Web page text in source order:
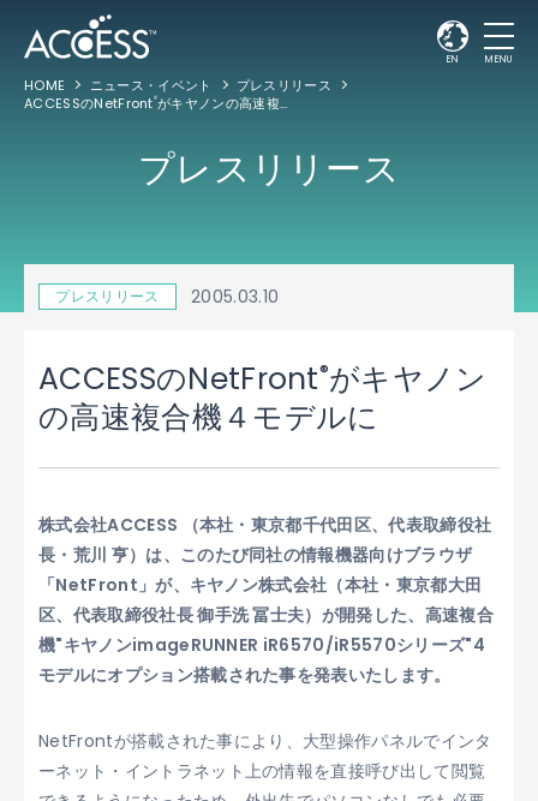
EN MENU
HOME ニュース・イベント
プレスリリース
ACCESSのNetFront®がキヤノンの高速複合機４モデルに
プレスリリース
プレスリリース 2005.03.10
ACCESSのNetFront®がキヤノン
の高速複合機４モデルに
株式会社ACCESS （本社・東京都千代田区、代表取締役社
長・荒川 亨）は、このたび同社の情報機器向けブラウザ
「NetFront」が、キヤノン株式会社（本社・東京都大田
区、代表取締役社長 御手洗 冨士夫）が開発した、高速複合
機"キヤノンimageRUNNER iR6570/iR5570シリーズ"4
モデルにオプション搭載された事を発表いたします。
NetFrontが搭載された事により、大型操作パネルでインタ
ーネット・イントラネット上の情報を直接呼び出して閲覧